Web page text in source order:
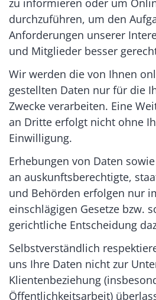
zu informieren oder um
durchzuführen, um den
Anforderungen unserer
und Mitglieder besser
Wir werden die von Ihnen
gestellten Daten nur für die
Zwecke verarbeiten. Eine
an Dritte erfolgt nicht ohne
Einwilligung.
Erhebungen von Daten
an auskunftsberechtigte,
und Behörden erfolgen nur
einschlägigen Gesetze bzw.
gerichtliche Entscheidung
Selbstverständlich
uns Ihre Daten nicht zur
Klientenbeziehung
Öffentlichkeitsarbeit)